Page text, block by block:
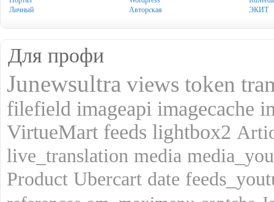
Личный
Авторская
ЭКИТ
Для профи
Junewsultra views token
filefield imageapi imagecache
VirtueMart feeds lightbox2
live_translation media
Product Ubercart date